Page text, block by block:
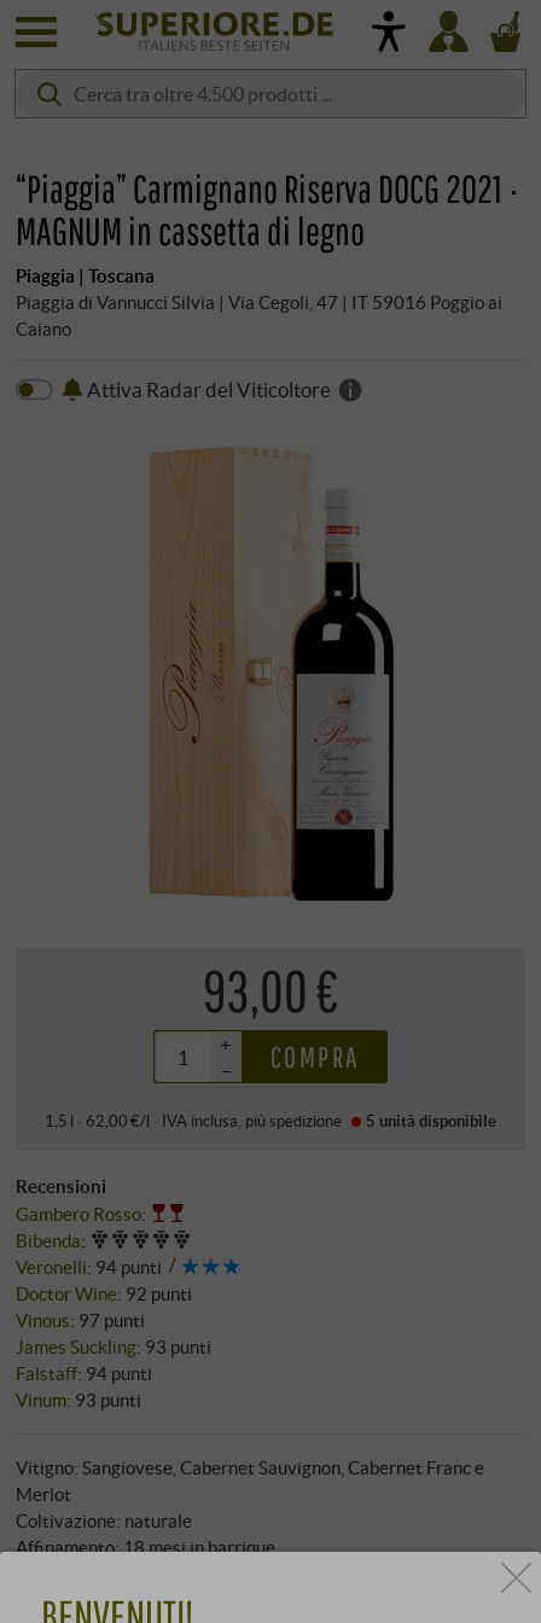
“Piaggia” Carmignano Riserva DOCG 2021 ·
MAGNUM in cassetta di legno
Piaggia | Toscana
Piaggia di Vannucci Silvia | Via Cegoli, 47 | IT 59016 Poggio ai
Caiano
Attiva Radar del Viticoltore
93,00 €
+
–
COMPRA
1,5 l · 62,00 €/l · IVA inclusa , più spedizione 5 unità disponibile
Recensioni
Gambero Rosso:
Bibenda:
Veronelli: 94 punti
Doctor Wine: 92 punti
Vinous: 97 punti
James Suckling: 93 punti
Falstaff: 94 punti
Vinum: 93 punti
Vitigno: Sangiovese, Cabernet Sauvignon, Cabernet Franc e
Merlot
Coltivazione: naturale
Affinamento: 18 mesi in barrique
Gradazione alcolica: 14,50 % vol